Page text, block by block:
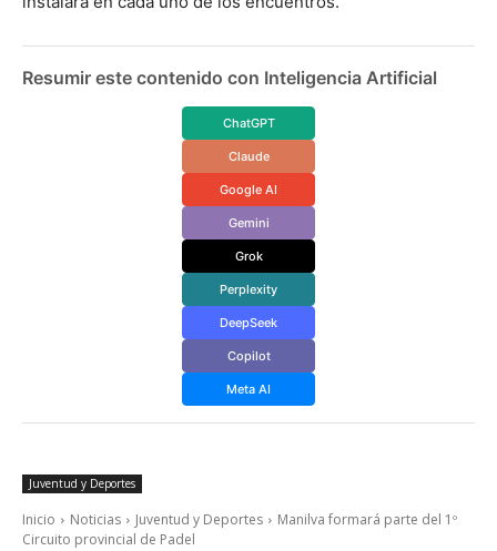
Resumir este contenido con Inteligencia Artificial
ChatGPT
Claude
Google AI
Gemini
Grok
Perplexity
DeepSeek
Copilot
Meta AI
Juventud y Deportes
Inicio Noticias Juventud y Deportes
Manilva formará parte del 1º
Circuito provincial de Padel